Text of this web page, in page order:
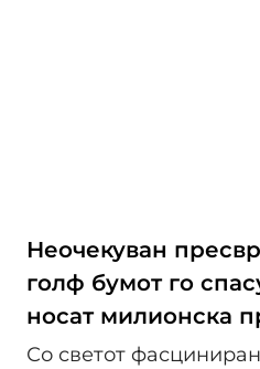
Неочекуван
голф бумот го
носат милионска
Со светот